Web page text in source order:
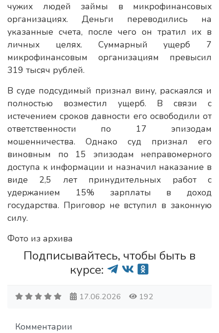
чужих людей займы в микрофинансовых
организациях. Деньги переводились на
указанные счета, после чего он тратил их в
личных целях. Суммарный ущерб 7
микрофинансовым организациям превысил
319 тысяч рублей.
В суде подсудимый признал вину, раскаялся и
полностью возместил ущерб. В связи с
истечением сроков давности его освободили от
ответственности по 17 эпизодам
мошенничества. Однако суд признал его
виновным по 15 эпизодам неправомерного
доступа к информации и назначил наказание в
виде 2,5 лет принудительных работ с
удержанием 15% зарплаты в доход
государства. Приговор не вступил в законную
силу.
Фото из архива
Подписывайтесь, чтобы быть в
курсе:
17.06.2026 192
Комментарии